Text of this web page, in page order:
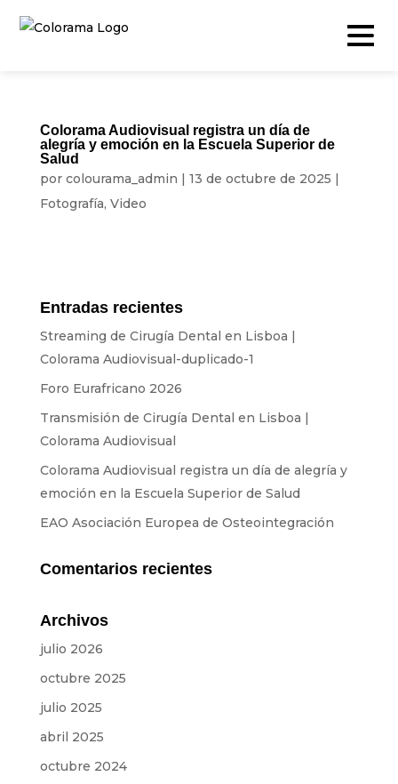
Cámara rápida
Drone
Eventos en Vivo
Luz
Palcos
Diseño y Estrategia
Colorama Audiovisual registra un día de
alegría y emoción en la Escuela Superior de
Salud
por colourama_admin | 13 de octubre de 2025 |
Fotografía, Video
Entradas recientes
Streaming de Cirugía Dental en Lisboa |
Colorama Audiovisual-duplicado-1
Foro Eurafricano 2026
Transmisión de Cirugía Dental en Lisboa |
Colorama Audiovisual
Colorama Audiovisual registra un día de alegría y
emoción en la Escuela Superior de Salud
EAO Asociación Europea de Osteointegración
Comentarios recientes
Archivos
julio 2026
octubre 2025
julio 2025
abril 2025
octubre 2024